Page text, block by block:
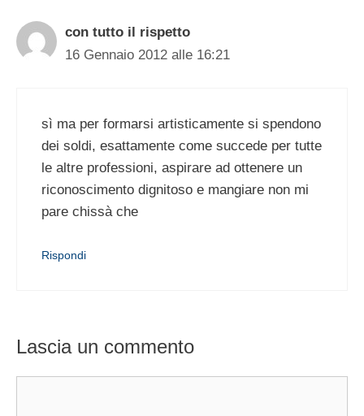
con tutto il rispetto
16 Gennaio 2012 alle 16:21
sì ma per formarsi artisticamente si spendono
dei soldi, esattamente come succede per tutte
le altre professioni, aspirare ad ottenere un
riconoscimento dignitoso e mangiare non mi
pare chissà che
Rispondi
Lascia un commento